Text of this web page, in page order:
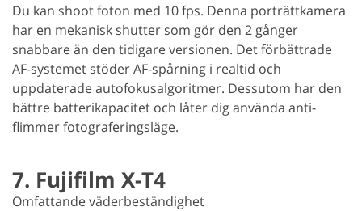
Du kan shoot foton med 10 fps. Denna porträttkamera
har en mekanisk shutter som gör den 2 gånger
snabbare än den tidigare versionen. Det förbättrade
AF-systemet stöder AF-spårning i realtid och
uppdaterade autofokusalgoritmer. Dessutom har den
bättre batterikapacitet och låter dig använda anti-
flimmer fotograferingsläge.
7. Fujifilm X-T4
Omfattande väderbeständighet